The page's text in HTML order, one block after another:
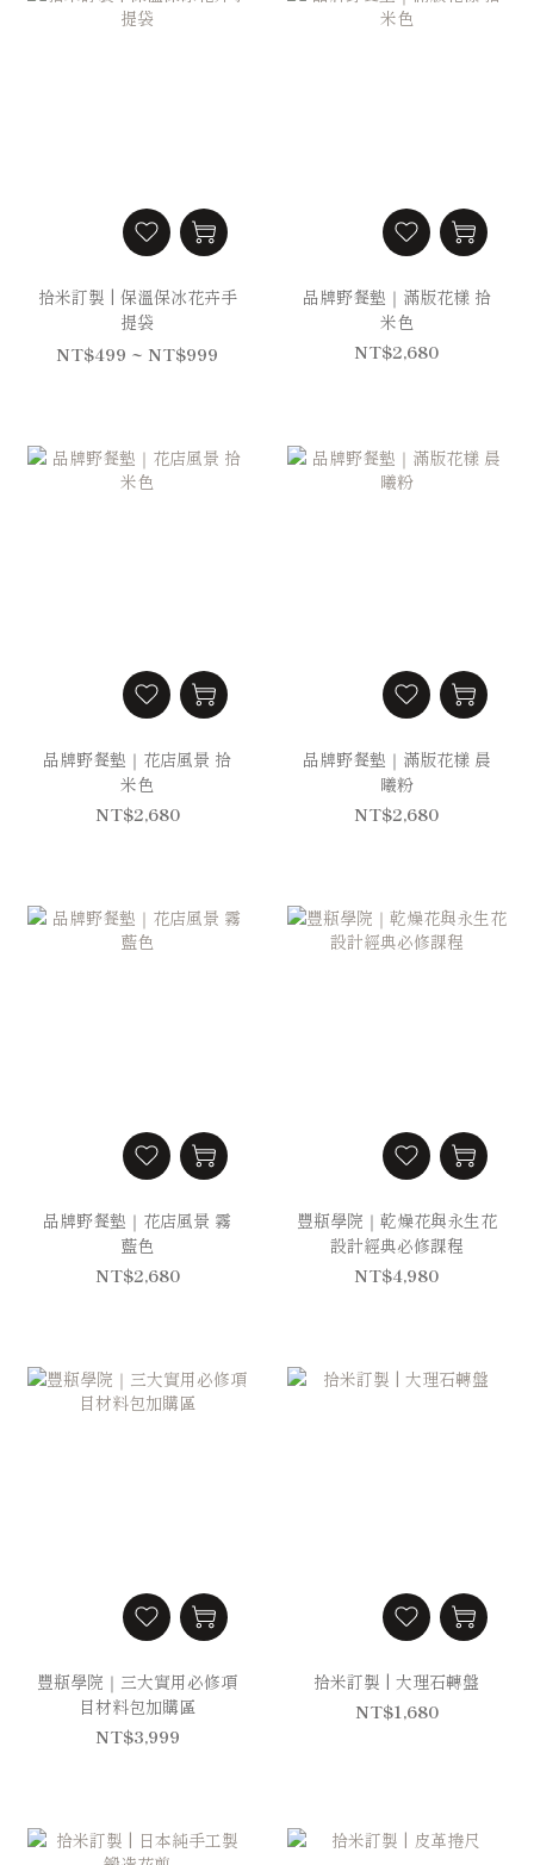
拾米訂製 | 保溫保冰花卉手
提袋
NT$499 ~ NT$999
品牌野餐墊｜滿版花樣 拾
米色
NT$2,680
品牌野餐墊｜花店風景 拾
米色
NT$2,680
品牌野餐墊｜滿版花樣 晨
曦粉
NT$2,680
品牌野餐墊｜花店風景 霧
藍色
NT$2,680
豐瓶學院｜乾燥花與永生花
設計經典必修課程
NT$4,980
豐瓶學院｜三大實用必修項
目材料包加購區
NT$3,999
拾米訂製 | 大理石轉盤
NT$1,680